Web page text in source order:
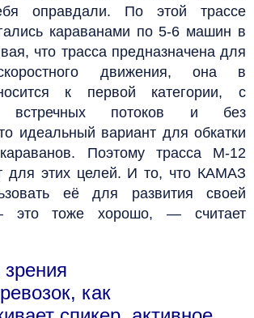
оправдали. По этой трассе
караванами по 5-6 машин в
что трасса предназначена для
движения, она в
к первой категории, с
встречных потоков и без
идеальный вариант для обкатки
Поэтому трасса М-12
для этих целей. И то, что КАМАЗ
её для развития своей
это тоже хорошо, — считает
как